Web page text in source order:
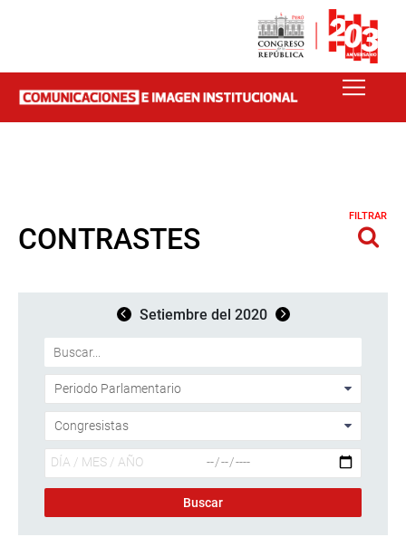
CONTRASTES
FILTRAR
Setiembre del 2020